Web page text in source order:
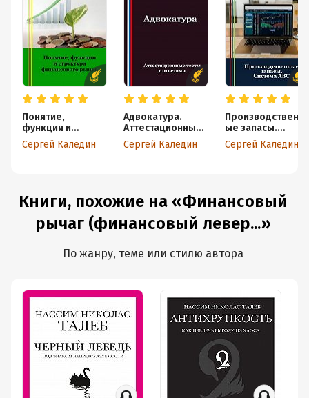
Понятие,
функции и
структура
финансового
Сергей Каледин
Адвокатура.
Аттестационные
тесты с ответами
Сергей Каледин
Производственн
ые запасы.
Система АВС
Сергей Каледин
Книги, похожие на «Финансовый
рычаг (финансовый левер...»
По жанру, теме или стилю автора